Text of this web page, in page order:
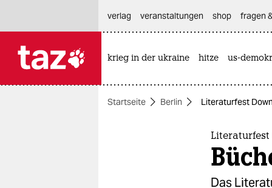
themen
verlag
veranstaltungen shop fragen
krieg in der ukraine hitze us-
Startseite Berlin Literaturfest
Das